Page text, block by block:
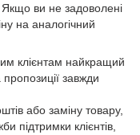
ви не задоволені
на аналогічний
клієнтам найкращий
завжди
або заміну товару,
підтримки клієнтів,